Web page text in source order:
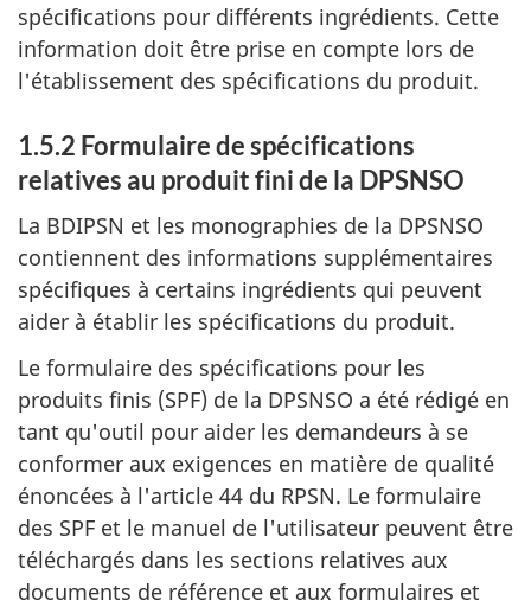
spécifications pour différents ingrédients. Cette
information doit être prise en compte lors de
l'établissement des spécifications du produit.
1.5.2 Formulaire de spécifications
relatives au produit fini de la DPSNSO
La BDIPSN et les monographies de la DPSNSO
contiennent des informations supplémentaires
spécifiques à certains ingrédients qui peuvent
aider à établir les spécifications du produit.
Le formulaire des spécifications pour les
produits finis (SPF) de la DPSNSO a été rédigé en
tant qu'outil pour aider les demandeurs à se
conformer aux exigences en matière de qualité
énoncées à l'article 44 du RPSN. Le formulaire
des SPF et le manuel de l'utilisateur peuvent être
téléchargés dans les sections relatives aux
documents de référence et aux formulaires et